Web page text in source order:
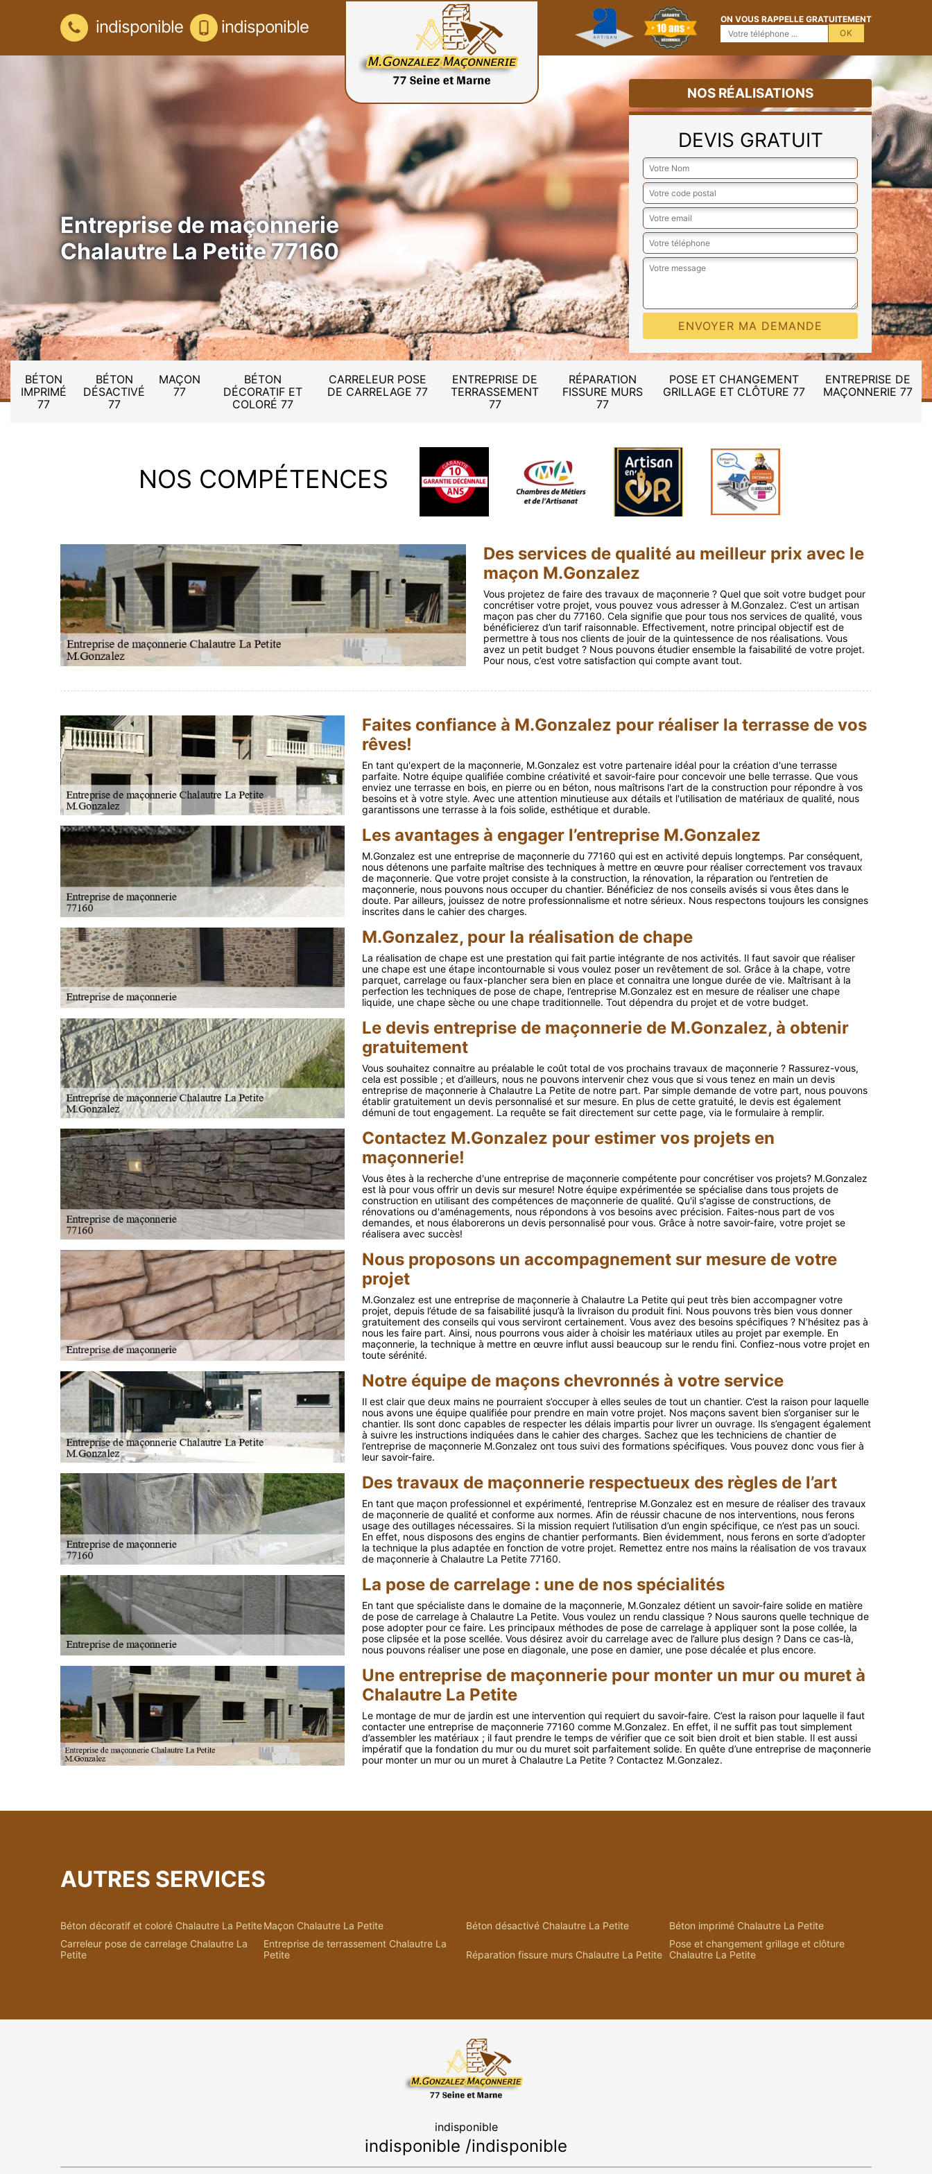
indisponible indisponible ON VOUS RAPPELLE GRATUITEMENT
Entreprise de maçonnerie
Chalautre La Petite 77160
NOS RÉALISATIONS
DEVIS GRATUIT
BÉTON
IMPRIMÉ
77
BÉTON
DÉSACTIVÉ
77
MAÇON
77
BÉTON
DÉCORATIF ET
COLORÉ 77
CARRELEUR POSE
DE CARRELAGE 77
ENTREPRISE DE
TERRASSEMENT
77
RÉPARATION
FISSURE MURS
77
POSE ET CHANGEMENT
GRILLAGE ET CLÔTURE 77
ENTREPRISE DE
MAÇONNERIE 77
NOS COMPÉTENCES
Des services de qualité au meilleur prix avec le
maçon M.Gonzalez
Vous projetez de faire des travaux de maçonnerie ? Quel que soit votre budget pour
concrétiser votre projet, vous pouvez vous adresser à M.Gonzalez. C’est un artisan
maçon pas cher du 77160. Cela signifie que pour tous nos services de qualité, vous
bénéficierez d’un tarif raisonnable. Effectivement, notre principal objectif est de
permettre à tous nos clients de jouir de la quintessence de nos réalisations. Vous
avez un petit budget ? Nous pouvons étudier ensemble la faisabilité de votre projet.
Pour nous, c’est votre satisfaction qui compte avant tout.
Faites confiance à M.Gonzalez pour réaliser la terrasse de vos
rêves!
En tant qu'expert de la maçonnerie, M.Gonzalez est votre partenaire idéal pour la création d'une terrasse
parfaite. Notre équipe qualifiée combine créativité et savoir-faire pour concevoir une belle terrasse. Que vous
enviez une terrasse en bois, en pierre ou en béton, nous maîtrisons l'art de la construction pour répondre à vos
besoins et à votre style. Avec une attention minutieuse aux détails et l'utilisation de matériaux de qualité, nous
garantissons une terrasse à la fois solide, esthétique et durable.
Les avantages à engager l’entreprise M.Gonzalez
M.Gonzalez est une entreprise de maçonnerie du 77160 qui est en activité depuis longtemps. Par conséquent,
nous détenons une parfaite maîtrise des techniques à mettre en œuvre pour réaliser correctement vos travaux
de maçonnerie. Que votre projet consiste à la construction, la rénovation, la réparation ou l’entretien de
maçonnerie, nous pouvons nous occuper du chantier. Bénéficiez de nos conseils avisés si vous êtes dans le
doute. Par ailleurs, jouissez de notre professionnalisme et notre sérieux. Nous respectons toujours les consignes
inscrites dans le cahier des charges.
M.Gonzalez, pour la réalisation de chape
La réalisation de chape est une prestation qui fait partie intégrante de nos activités. Il faut savoir que réaliser
une chape est une étape incontournable si vous voulez poser un revêtement de sol. Grâce à la chape, votre
parquet, carrelage ou faux-plancher sera bien en place et connaitra une longue durée de vie. Maîtrisant à la
perfection les techniques de pose de chape, l’entreprise M.Gonzalez est en mesure de réaliser une chape
liquide, une chape sèche ou une chape traditionnelle. Tout dépendra du projet et de votre budget.
Le devis entreprise de maçonnerie de M.Gonzalez, à obtenir
gratuitement
Vous souhaitez connaitre au préalable le coût total de vos prochains travaux de maçonnerie ? Rassurez-vous,
cela est possible ; et d’ailleurs, nous ne pouvons intervenir chez vous que si vous tenez en main un devis
entreprise de maçonnerie à Chalautre La Petite de notre part. Par simple demande de votre part, nous pouvons
établir gratuitement un devis personnalisé et sur mesure. En plus de cette gratuité, le devis est également
démuni de tout engagement. La requête se fait directement sur cette page, via le formulaire à remplir.
Contactez M.Gonzalez pour estimer vos projets en
maçonnerie!
Vous êtes à la recherche d'une entreprise de maçonnerie compétente pour concrétiser vos projets? M.Gonzalez
est là pour vous offrir un devis sur mesure! Notre équipe expérimentée se spécialise dans tous projets de
construction en utilisant des compétences de maçonnerie de qualité. Qu'il s'agisse de constructions, de
rénovations ou d'aménagements, nous répondons à vos besoins avec précision. Faites-nous part de vos
demandes, et nous élaborerons un devis personnalisé pour vous. Grâce à notre savoir-faire, votre projet se
réalisera avec succès!
Nous proposons un accompagnement sur mesure de votre
projet
M.Gonzalez est une entreprise de maçonnerie à Chalautre La Petite qui peut très bien accompagner votre
projet, depuis l’étude de sa faisabilité jusqu’à la livraison du produit fini. Nous pouvons très bien vous donner
gratuitement des conseils qui vous serviront certainement. Vous avez des besoins spécifiques ? N’hésitez pas à
nous les faire part. Ainsi, nous pourrons vous aider à choisir les matériaux utiles au projet par exemple. En
maçonnerie, la technique à mettre en œuvre influt aussi beaucoup sur le rendu fini. Confiez-nous votre projet en
toute sérénité.
Notre équipe de maçons chevronnés à votre service
Il est clair que deux mains ne pourraient s’occuper à elles seules de tout un chantier. C’est la raison pour laquelle
nous avons une équipe qualifiée pour prendre en main votre projet. Nos maçons savent bien s’organiser sur le
chantier. Ils sont donc capables de respecter les délais impartis pour livrer un ouvrage. Ils s’engagent également
à suivre les instructions indiquées dans le cahier des charges. Sachez que les techniciens de chantier de
l’entreprise de maçonnerie M.Gonzalez ont tous suivi des formations spécifiques. Vous pouvez donc vous fier à
leur savoir-faire.
Des travaux de maçonnerie respectueux des règles de l’art
En tant que maçon professionnel et expérimenté, l’entreprise M.Gonzalez est en mesure de réaliser des travaux
de maçonnerie de qualité et conforme aux normes. Afin de réussir chacune de nos interventions, nous ferons
usage des outillages nécessaires. Si la mission requiert l’utilisation d’un engin spécifique, ce n’est pas un souci.
En effet, nous disposons des engins de chantier performants. Bien évidemment, nous ferons en sorte d’adopter
la technique la plus adaptée en fonction de votre projet. Remettez entre nos mains la réalisation de vos travaux
de maçonnerie à Chalautre La Petite 77160.
La pose de carrelage : une de nos spécialités
En tant que spécialiste dans le domaine de la maçonnerie, M.Gonzalez détient un savoir-faire solide en matière
de pose de carrelage à Chalautre La Petite. Vous voulez un rendu classique ? Nous saurons quelle technique de
pose adopter pour ce faire. Les principaux méthodes de pose de carrelage à appliquer sont la pose collée, la
pose clipsée et la pose scellée. Vous désirez avoir du carrelage avec de l’allure plus design ? Dans ce cas-là,
nous pouvons réaliser une pose en diagonale, une pose en damier, une pose décalée et plus encore.
Une entreprise de maçonnerie pour monter un mur ou muret à
Chalautre La Petite
Le montage de mur de jardin est une intervention qui requiert du savoir-faire. C’est la raison pour laquelle il faut
contacter une entreprise de maçonnerie 77160 comme M.Gonzalez. En effet, il ne suffit pas tout simplement
d’assembler les matériaux ; il faut prendre le temps de vérifier que ce soit bien droit et bien stable. Il est aussi
impératif que la fondation du mur ou du muret soit parfaitement solide. En quête d’une entreprise de maçonnerie
pour monter un mur ou un muret à Chalautre La Petite ? Contactez M.Gonzalez.
AUTRES SERVICES
Béton décoratif et coloré Chalautre La PetiteMaçon Chalautre La Petite Béton désactivé Chalautre La Petite
Béton imprimé Chalautre La Petite
Carreleur pose de carrelage Chalautre La
Petite
Entreprise de terrassement Chalautre La
Petite
Réparation fissure murs Chalautre La Petite
Pose et changement grillage et clôture
Chalautre La Petite
indisponible
indisponible /indisponible